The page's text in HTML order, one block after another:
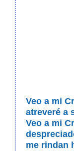
Veo a mi
atreveré a
Veo a mi
me rindan